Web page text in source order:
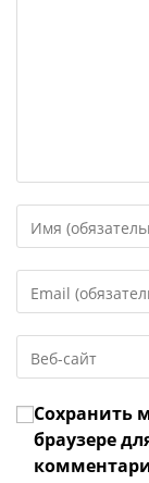
свое
или
имя
чтобы
свой
адрес,
чтобы
URL
веб-
сайта
(необязательно)
Сохранить
браузере